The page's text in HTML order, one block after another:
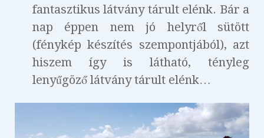
fantasztikus látvány tárult elénk. Bár a
nap éppen nem jó helyről sütött
(fénykép készítés szempontjából), azt
hiszem így is látható, tényleg
lenyűgöző látvány tárult elénk…